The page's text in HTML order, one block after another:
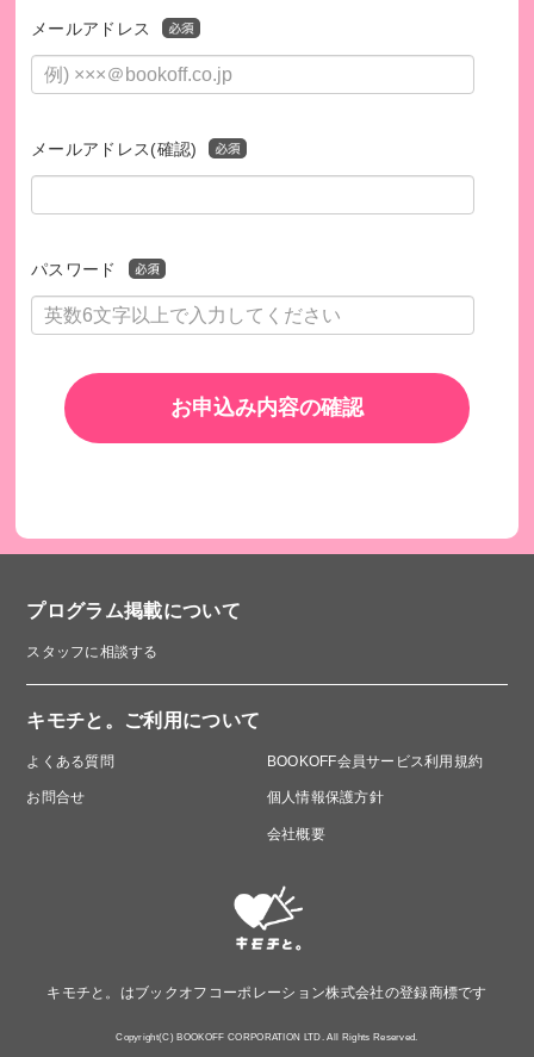
メールアドレス
メールアドレス(確認)
パスワード
お申込み内容の確認
プログラム掲載について
スタッフに相談する
キモチと。ご利用について
よくある質問
お問合せ
BOOKOFF会員サービス利用規約
個人情報保護方針
会社概要
キモチと。はブックオフコーポレーション株式会社の登録商標です
Copyright(C) BOOKOFF CORPORATION LTD. All Rights Reserved.